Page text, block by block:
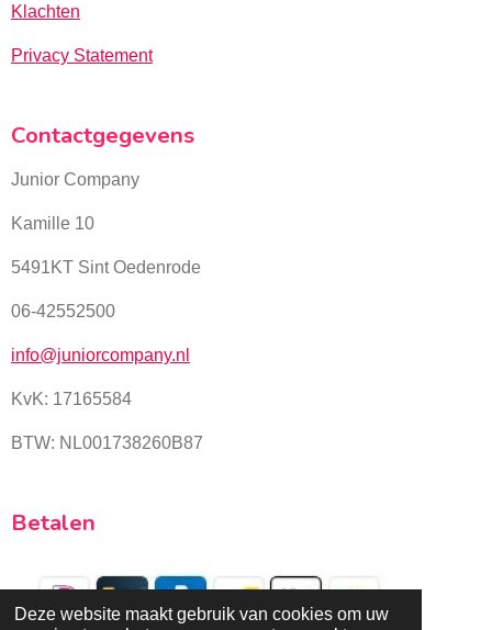
Deze website maakt gebruik van cookies om uw
Klachten
Privacy Statement
Contactgegevens
Junior Company
Kamille 10
5491KT Sint Oedenrode
06-42552500
info@juniorcompany.nl
KvK: 17165584
BTW: NL001738260B87
Betalen